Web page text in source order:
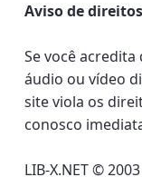
Aviso de
Se você
áudio ou vídeo
site viola os
conosco
LIB-X.NET ©